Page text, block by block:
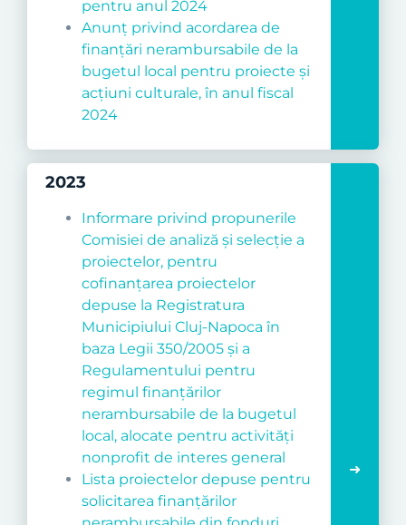
pentru anul 2024
Anunț privind acordarea de
finanţări nerambursabile de la
bugetul local pentru proiecte şi
acţiuni culturale, în anul fiscal
2024
2023
Informare privind propunerile
Comisiei de analiză și selecție a
proiectelor, pentru
cofinanțarea proiectelor
depuse la Registratura
Municipiului Cluj-Napoca în
baza Legii 350/2005 și a
Regulamentului pentru
regimul finanțărilor
nerambursabile de la bugetul
local, alocate pentru activități
nonprofit de interes general
Lista proiectelor depuse pentru
solicitarea finanțărilor